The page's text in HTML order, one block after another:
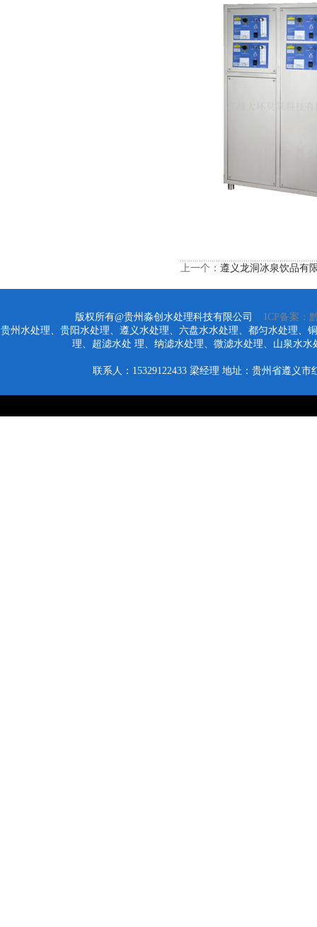
上一个： 遵义龙洞冰泉饮品有
版权所有@贵州淼创水处理科技有限公司 ICP备案：
贵州水处理、贵阳水处理、遵义水处理、六盘水水处理、都匀水处理、
理、超滤水处 理、纳滤水处理、微滤水处理、山泉水
联系人：15329122433 梁经理 地址：贵州省遵义